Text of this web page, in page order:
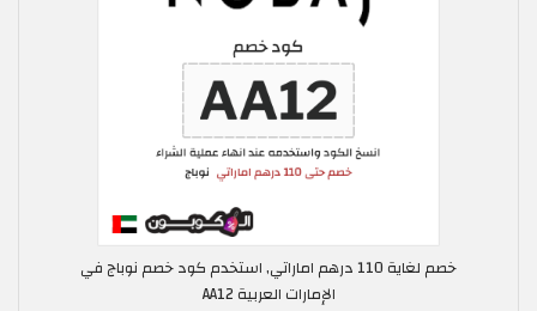
خصم لغاية 110 درهم اماراتي, استخدم كود خصم نوباج في
الإمارات العربية AA12